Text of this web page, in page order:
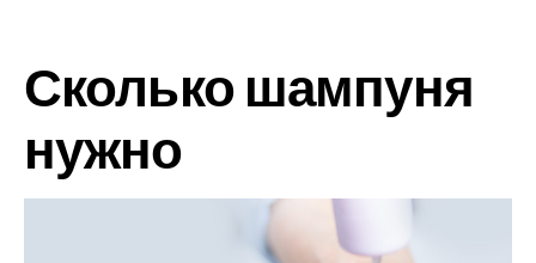
Сколько шампуня
нужно